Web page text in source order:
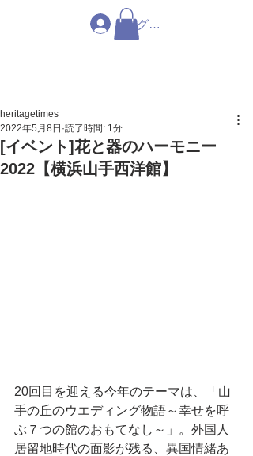
ログイン
[イベント]花と器のハーモニー
2022【横浜山手西洋館】
heritagetimes
2022年5月8日 読了時間: 1分
20回目を迎える今年のテーマは、「山
手の丘のウエディング物語～幸せを呼
ぶ７つの館のおもてなし～」。外国人
居留地時代の面影が残る、異国情緒あ